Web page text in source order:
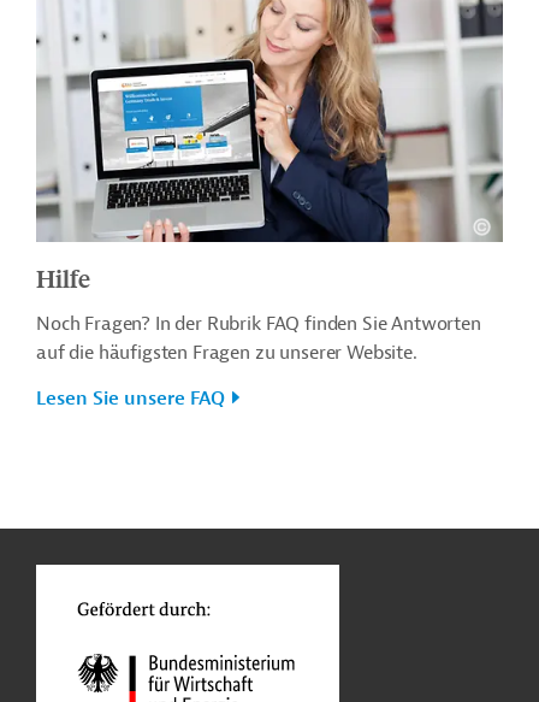
Hilfe
Noch Fragen? In der Rubrik FAQ finden Sie Antworten
auf die häufigsten Fragen zu unserer Website.
Lesen Sie unsere FAQ